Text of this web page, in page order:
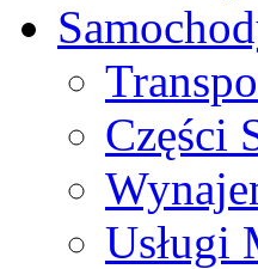
Części
Usługi